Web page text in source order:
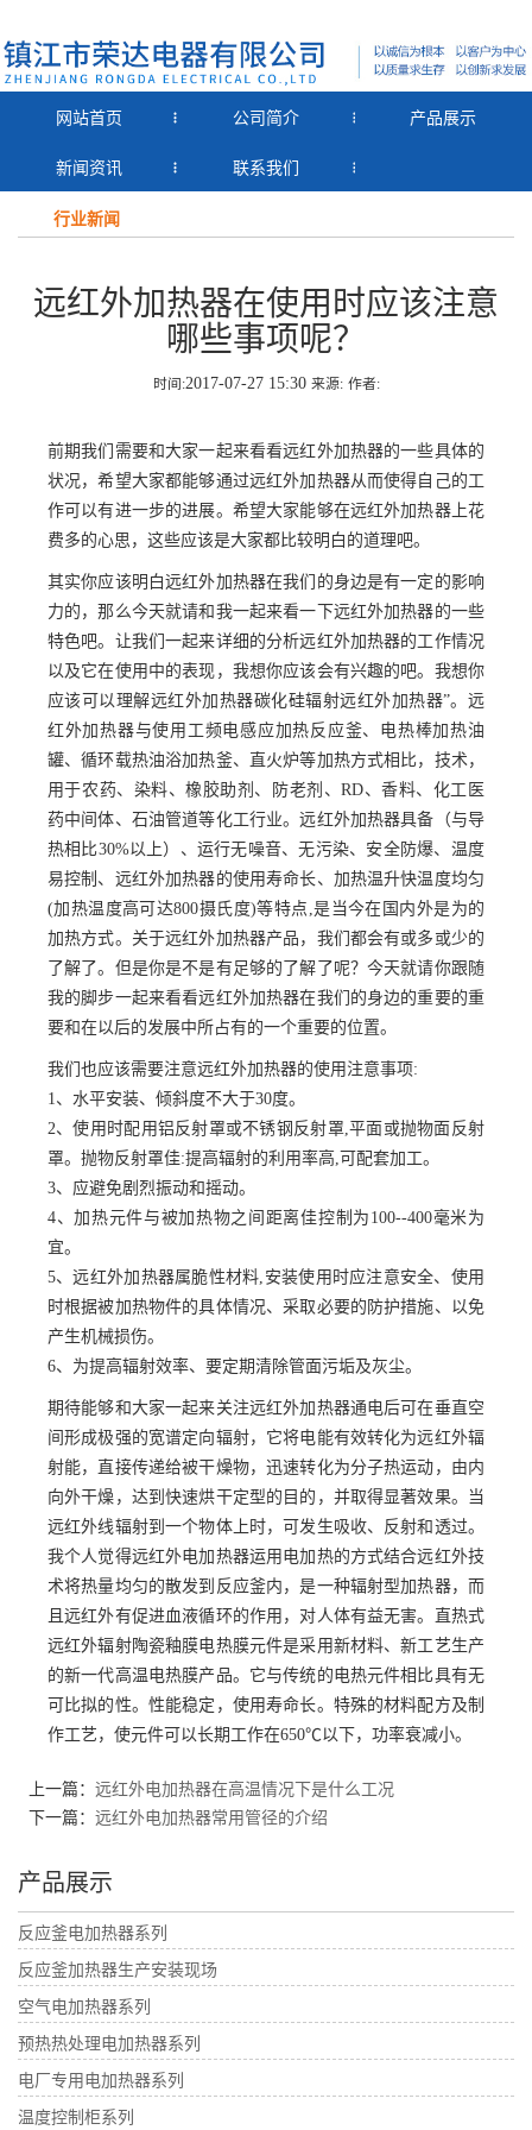
网站首页 公司简介 产品展示
新闻资讯 联系我们
行业新闻
远红外加热器在使用时应该注意
哪些事项呢？
时间:2017-07-27 15:30 来源: 作者:
前期我们需要和大家一起来看看远红外加热器的一些具体的
状况，希望大家都能够通过远红外加热器从而使得自己的工
作可以有进一步的进展。希望大家能够在远红外加热器上花
费多的心思，这些应该是大家都比较明白的道理吧。
其实你应该明白远红外加热器在我们的身边是有一定的影响
力的，那么今天就请和我一起来看一下远红外加热器的一些
特色吧。让我们一起来详细的分析远红外加热器的工作情况
以及它在使用中的表现，我想你应该会有兴趣的吧。我想你
应该可以理解远红外加热器碳化硅辐射远红外加热器”。远
红外加热器与使用工频电感应加热反应釜、电热棒加热油
罐、循环载热油浴加热釜、直火炉等加热方式相比，技术，
用于农药、染料、橡胶助剂、防老剂、RD、香料、化工医
药中间体、石油管道等化工行业。远红外加热器具备（与导
热相比30%以上）、运行无噪音、无污染、安全防爆、温度
易控制、远红外加热器的使用寿命长、加热温升快温度均匀
(加热温度高可达800摄氏度)等特点,是当今在国内外是为的
加热方式。关于远红外加热器产品，我们都会有或多或少的
了解了。但是你是不是有足够的了解了呢？今天就请你跟随
我的脚步一起来看看远红外加热器在我们的身边的重要的重
要和在以后的发展中所占有的一个重要的位置。
我们也应该需要注意远红外加热器的使用注意事项:
1、水平安装、倾斜度不大于30度。
2、使用时配用铝反射罩或不锈钢反射罩,平面或抛物面反射
罩。抛物反射罩佳:提高辐射的利用率高,可配套加工。
3、应避免剧烈振动和摇动。
4、加热元件与被加热物之间距离佳控制为100--400毫米为
宜。
5、远红外加热器属脆性材料,安装使用时应注意安全、使用
时根据被加热物件的具体情况、采取必要的防护措施、以免
产生机械损伤。
6、为提高辐射效率、要定期清除管面污垢及灰尘。
期待能够和大家一起来关注远红外加热器通电后可在垂直空
间形成极强的宽谱定向辐射，它将电能有效转化为远红外辐
射能，直接传递给被干燥物，迅速转化为分子热运动，由内
向外干燥，达到快速烘干定型的目的，并取得显著效果。当
远红外线辐射到一个物体上时，可发生吸收、反射和透过。
我个人觉得远红外电加热器运用电加热的方式结合远红外技
术将热量均匀的散发到反应釜内，是一种辐射型加热器，而
且远红外有促进血液循环的作用，对人体有益无害。直热式
远红外辐射陶瓷釉膜电热膜元件是采用新材料、新工艺生产
的新一代高温电热膜产品。它与传统的电热元件相比具有无
可比拟的性。性能稳定，使用寿命长。特殊的材料配方及制
作工艺，使元件可以长期工作在650℃以下，功率衰减小。
上一篇： 远红外电加热器在高温情况下是什么工况
下一篇： 远红外电加热器常用管径的介绍
产品展示
反应釜电加热器系列
反应釜加热器生产安装现场
空气电加热器系列
预热热处理电加热器系列
电厂专用电加热器系列
温度控制柜系列